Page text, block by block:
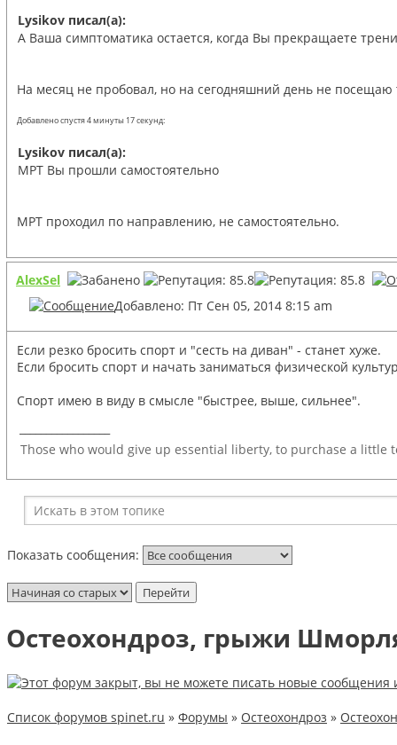
Lysikov писал(а):
А Ваша симптоматика остается, когда Вы прекращаете
На месяц не пробовал, но на сегодняшний день не
Добавлено спустя 4 минуты 17 секунд:
Lysikov писал(а):
МРТ Вы прошли самостоятельно
МРТ проходил по направлению, не самостоятельно.
AlexSel
Добавлено: Пт Сен 05, 2014 8:15 am
Если резко бросить спорт и "сесть на диван" - станет хуже.
Если бросить спорт и начать заниматься физической
Спорт имею в виду в смысле "быстрее, выше, сильнее".
Those who would give up essential liberty, to purchase a
Показать сообщения:
Остеохондроз, грыжи
Список форумов spinet.ru » Форумы » Остеохондроз »